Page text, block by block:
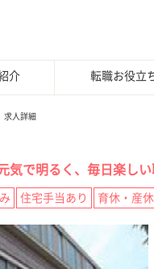
介 転職お役立
求人詳細
気で明るく、毎日楽しい
住宅手当あり 育休・産休